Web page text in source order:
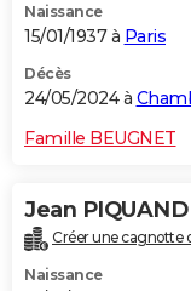
Naissance
15/01/1937 à Paris
Décès
24/05/2024 à
Famille BEUGNET
Jean PIQUAND
Créer une cagnotte
Naissance